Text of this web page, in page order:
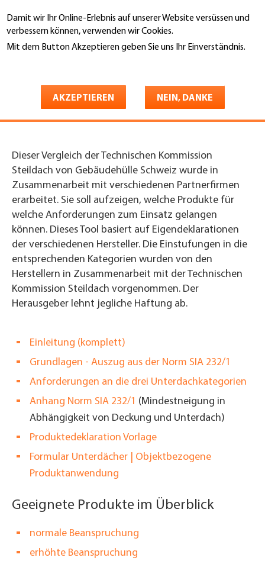
Damit wir Ihr Online-Erlebnis auf unserer Website versüssen und
verbessern können, verwenden wir Cookies.
Mit dem Button Akzeptieren geben Sie uns Ihr Einverständnis.
AKZEPTIEREN NEIN, DANKE
zum
Inhalt
Unterdächer im Vergleich |
Allgemeine Informationen
Dieser Vergleich der Technischen Kommission
Steildach von Gebäudehülle Schweiz wurde in
Zusammenarbeit mit verschiedenen Partnerfirmen
erarbeitet. Sie soll aufzeigen, welche Produkte für
welche Anforderungen zum Einsatz gelangen
können. Dieses Tool basiert auf Eigendeklarationen
der verschiedenen Hersteller. Die Einstufungen in die
entsprechenden Kategorien wurden von den
Herstellern in Zusammenarbeit mit der Technischen
Kommission Steildach vorgenommen. Der
Herausgeber lehnt jegliche Haftung ab.
Einleitung (komplett)
Grundlagen - Auszug aus der Norm SIA 232/1
Anforderungen an die drei Unterdachkategorien
Anhang Norm SIA 232/1 (Mindestneigung in
Abhängigkeit von Deckung und Unterdach)
Produktedeklaration Vorlage
Formular Unterdächer | Objektbezogene
Produktanwendung
Geeignete Produkte im Überblick
normale Beanspruchung
erhöhte Beanspruchung